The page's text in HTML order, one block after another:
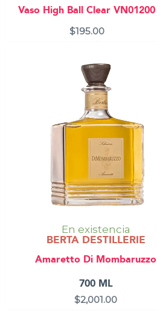
Vaso High Ball Clear VN01200
$195.00
En existencia
BERTA DESTILLERIE
Amaretto Di Mombaruzzo
700 ML
$2,001.00